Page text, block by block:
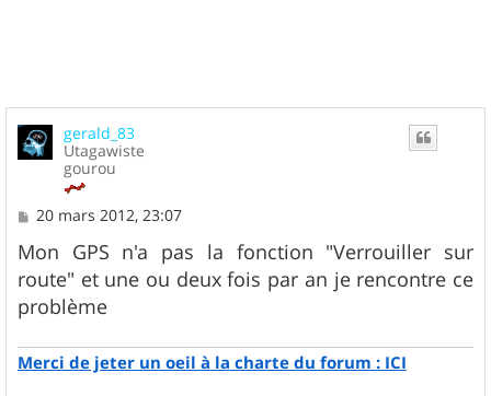
gerald_83
Utagawiste
gourou
M
s
s
a
g
e
20 mars 2012, 23:07
Mon GPS n'a pas la fonction "Verrouiller sur
route" et une ou deux fois par an je rencontre ce
problème
Merci de jeter un oeil à la charte du forum : ICI